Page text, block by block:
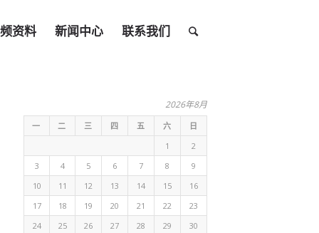
资料 新闻中心 联系我们
2026年8月
一 二 三 四 五 六
日
1
2
3
4 5 6 7 8
9
10
11 12 13 14 15
16
17
18 19 20 21 22
23
24
25 26 27 28 29
30